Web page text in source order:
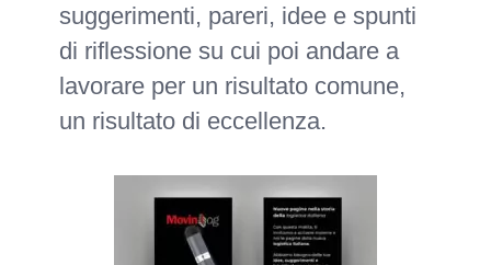
suggerimenti, pareri, idee e spunti
di riflessione su cui poi andare a
lavorare per un risultato comune,
un risultato di eccellenza.